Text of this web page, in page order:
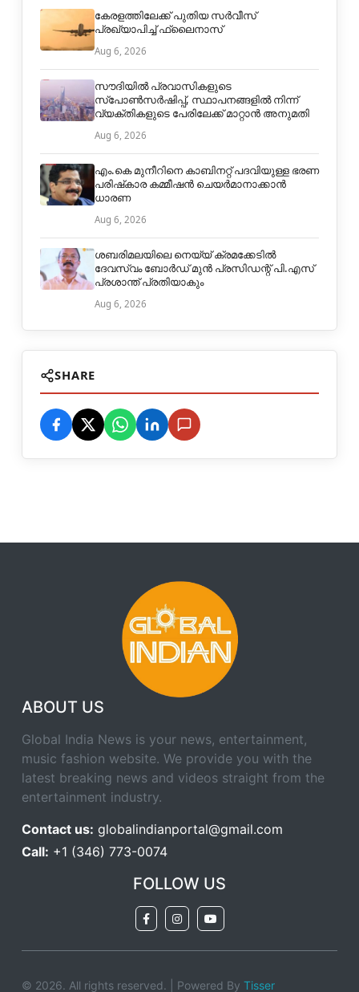
കേരളത്തിലേക്ക് പുതിയ സർവീസ്
പ്രഖ്യാപിച്ച് ഫ്ലൈനാസ്
Aug 6, 2026
സൗദിയിൽ പ്രവാസികളുടെ
സ്പോൺസർഷിപ്പ്, സ്ഥാപനങ്ങളിൽ നിന്ന്
വ്യക്തികളുടെ പേരിലേക്ക് മാറ്റാൻ അനുമതി
Aug 6, 2026
എം.കെ മുനീറിനെ കാബിനറ്റ് പദവിയുള്ള ഭരണ
പരിഷ്‌കാര കമ്മീഷന്‍ ചെയര്‍മാനാക്കാന്‍
ധാരണ
Aug 6, 2026
ശബരിമലയിലെ നെയ്യ് ക്രമക്കേടില്‍
ദേവസ്വം ബോര്‍ഡ് മുന്‍ പ്രസിഡന്റ് പി.എസ്
പ്രശാന്ത് പ്രതിയാകും
Aug 6, 2026
SHARE
ABOUT US
Global India News is your news, entertainment,
music fashion website. We provide you with the
latest breaking news and videos straight from the
entertainment industry.
Contact us: globalindianportal@gmail.com
Call: +1 (346) 773-0074
FOLLOW US
© 2026. All rights reserved. | Powered By Tisser